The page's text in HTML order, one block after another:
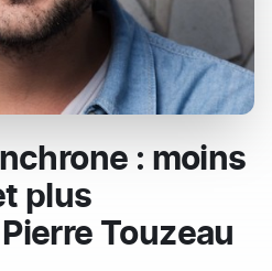
: moins
plus
Touzeau